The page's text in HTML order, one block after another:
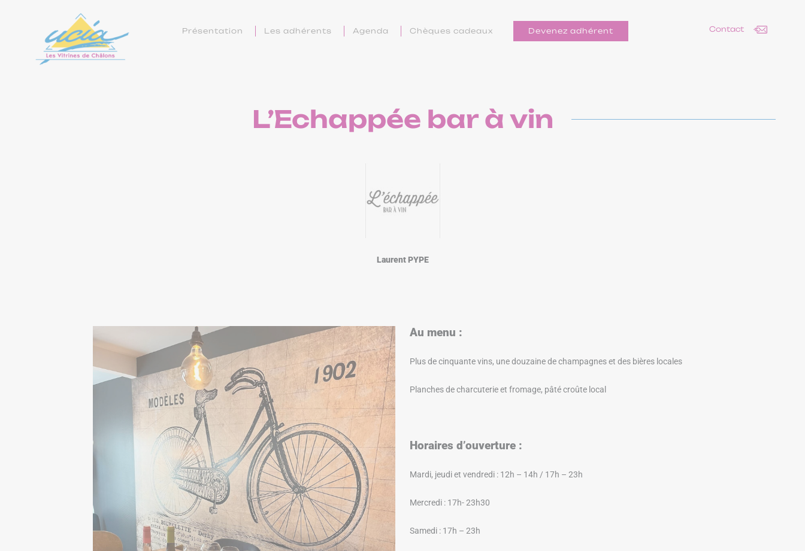
Présentation Les adhérents Agenda Chèques cadeaux Devenez adhérent Contact
L’Echappée bar à vin
Laurent PYPE
Au menu :
Plus de cinquante vins, une douzaine de champagnes et des bières locales
Planches de charcuterie et fromage, pâté croûte local
Horaires d’ouverture :
Mardi, jeudi et vendredi : 12h – 14h / 17h – 23h
Mercredi : 17h- 23h30
Samedi : 17h – 23h